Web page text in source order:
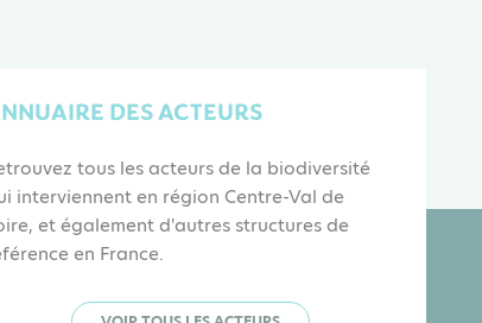
DES ACTEURS
tous les acteurs de la biodiversité
interviennent en région Centre-Val de
et également d'autres structures de
en France.